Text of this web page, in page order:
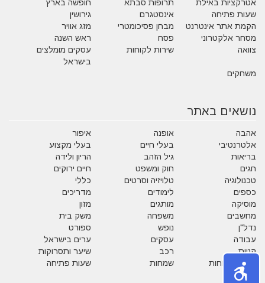
אטרקציות באילת תרופות סבתא
חופשה בארץ
שעות פתיחה
אינסטגרם
גירושין
הקמת אתר אינטרנט
מבחן פסיכומטרי
מזג אוויר
מסחר אלקטרוני
פסח
ראש השנה
צוואה
שירות לקוחות
עסקים מומלצים
בישראל
משחקים
נושאים באתר
אהבה אופנה
איפור
אלטרנטיבי
בעלי חיים
בעלי מקצוע
בריאות
גיל הזהב
הריון ולידה
חגים
חוק ומשפט
חיים ירוקים
טכנולוגיה
טלויזיה וסרטים
כללי
כספים
לימודים
מדריכים
מוסיקה
מותגים
מזון
מחשבים
משפחה
משק בית
נדל"ן
נופש
ספורט
עבודה
עסקים
ערים בישראל
קניות
רכב
שיער ותסרוקות
שירות לקוחות
שמחות
שעות פתיחה
תזונה